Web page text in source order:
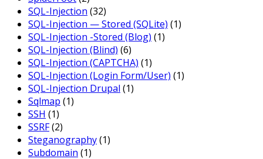
SQL-Injection (32)
SQL-Injection — Stored (SQLite) (1)
SQL-Injection -Stored (Blog) (1)
SQL-Injection (Blind) (6)
SQL-Injection (CAPTCHA) (1)
SQL-Injection (Login Form/User) (1)
SQL-Injection Drupal (1)
Sqlmap (1)
SSH (1)
SSRF(2)
Steganography(1)
Subdomain (1)